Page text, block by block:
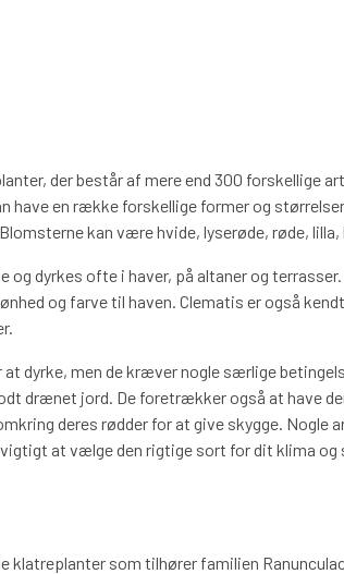
der består af mere end 300 forskellige
have en række forskellige former og
kan være hvide, lyserøde, røde, lilla,
dyrkes ofte i haver, på altaner og
og farve til haven. Clematis er også
dyrke, men de kræver nogle særlige
drænet jord. De foretrækker også at have
deres rødder for at give skygge. Nogle
at vælge den rigtige sort for dit klima og
klatreplanter som tilhører familien